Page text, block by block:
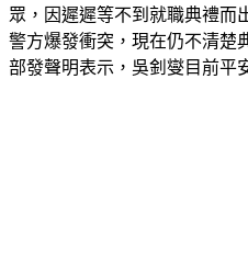
眾，因遲遲等不到就職典禮而
警方爆發衝突，現在仍不清楚
部發聲明表示，吳釗燮目前平